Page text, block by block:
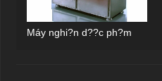
Máy nghi?n d??c ph?m